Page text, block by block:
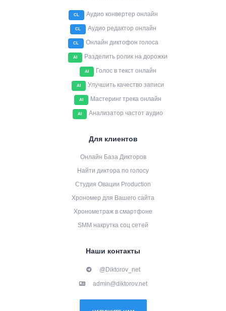
CL Аудио конвертер онлайн
CL Аудио редактор онлайн
CL Онлайн диктофон голоса
AI Разделить ролик на дорожки
AI Голос в текст онлайн
AI Улучшить качество записи
AI Мастеринг трека онлайн
AI Анализатор частот аудио
Для клиентов
Онлайн База Дикторов
Найти диктора по голосу
Студия Овации Production
Хрономер для Вашего сайта
Хронометраж в смартфоне
SMM накрутка соц сетей
Наши контакты
@Diktorov_net
admin@diktorov.net